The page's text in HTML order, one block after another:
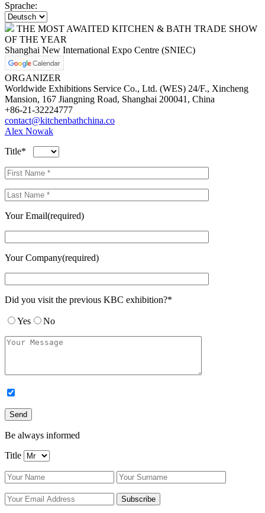
Sprache:
THE MOST AWAITED KITCHEN & BATH TRADE SHOW
OF THE YEAR
Shanghai New International Expo Centre (SNIEC)
ORGANIZER
Worldwide Exhibitions Service Co., Ltd. (WES) 24/F., Xincheng
Mansion, 167 Jiangning Road, Shanghai 200041, China
+86-21-32224777
contact@kitchenbathchina.co
Alex Nowak
Title*
Your Email(required)
Your Company(required)
Did you visit the previous KBC exhibition?*
Yes No
Be always informed
Title